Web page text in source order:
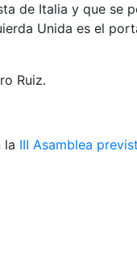
de Italia y que se
Unida es el
Ruiz.
la III Asamblea